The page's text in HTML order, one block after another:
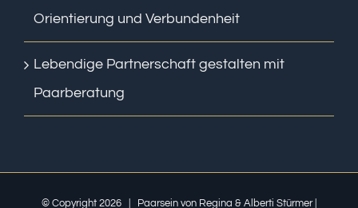
Orientierung und Verbundenheit
Lebendige Partnerschaft gestalten mit
Paarberatung
© Copyright 2026 | Paarsein von Regina & Alberti Stürmer |